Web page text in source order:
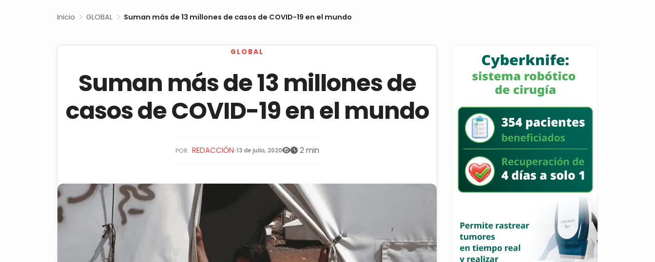
Inicio GLOBAL Suman más de 13 millones de casos de COVID-19 en el mundo
GLOBAL
Suman más de 13 millones de
casos de COVID-19 en el mundo
POR REDACCIÓN•13 de julio, 2020 2 min